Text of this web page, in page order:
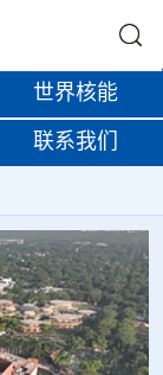
世界核能
联系我们